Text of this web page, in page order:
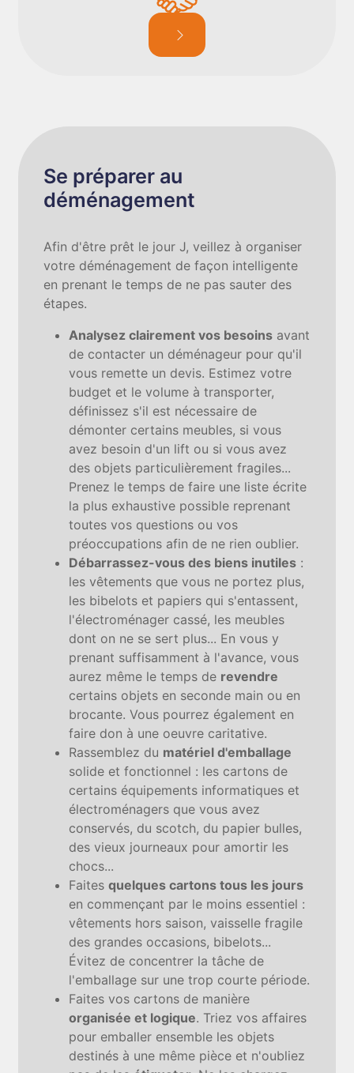
Se préparer au
déménagement
Afin d'être prêt le jour J, veillez à organiser
votre déménagement de façon intelligente
en prenant le temps de ne pas sauter des
étapes.
Analysez clairement vos besoins avant
de contacter un déménageur pour qu'il
vous remette un devis. Estimez votre
budget et le volume à transporter,
définissez s'il est nécessaire de
démonter certains meubles, si vous
avez besoin d'un lift ou si vous avez
des objets particulièrement fragiles...
Prenez le temps de faire une liste écrite
la plus exhaustive possible reprenant
toutes vos questions ou vos
préoccupations afin de ne rien oublier.
Débarrassez-vous des biens inutiles :
les vêtements que vous ne portez plus,
les bibelots et papiers qui s'entassent,
l'électroménager cassé, les meubles
dont on ne se sert plus... En vous y
prenant suffisamment à l'avance, vous
aurez même le temps de revendre
certains objets en seconde main ou en
brocante. Vous pourrez également en
faire don à une oeuvre caritative.
Rassemblez du matériel d'emballage
solide et fonctionnel : les cartons de
certains équipements informatiques et
électroménagers que vous avez
conservés, du scotch, du papier bulles,
des vieux journeaux pour amortir les
chocs...
Faitesquelques cartons tous les jours
en commençant par le moins essentiel :
vêtements hors saison, vaisselle fragile
des grandes occasions, bibelots...
Évitez de concentrer la tâche de
l'emballage sur une trop courte période.
Faites vos cartons de manière
organisée et logique. Triez vos affaires
pour emballer ensemble les objets
destinés à une même pièce et n'oubliez